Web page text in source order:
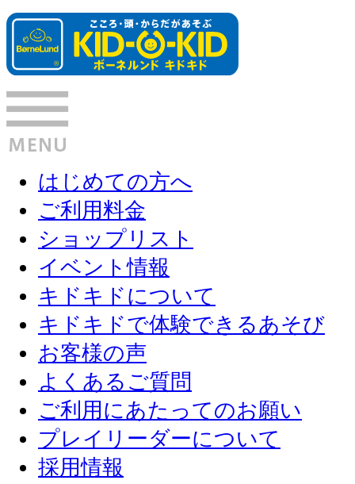
はじめての方へ
ご利用料金
ショップリスト
イベント情報
キドキドについて
キドキドで体験できるあそび
お客様の声
よくあるご質問
ご利用にあたってのお願い
プレイリーダーについて
採用情報